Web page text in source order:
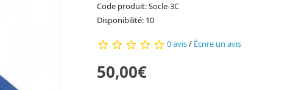
Code produit: Socle-3C
Disponibilité: 10
0 avis/ Écrire un avis
50,00€